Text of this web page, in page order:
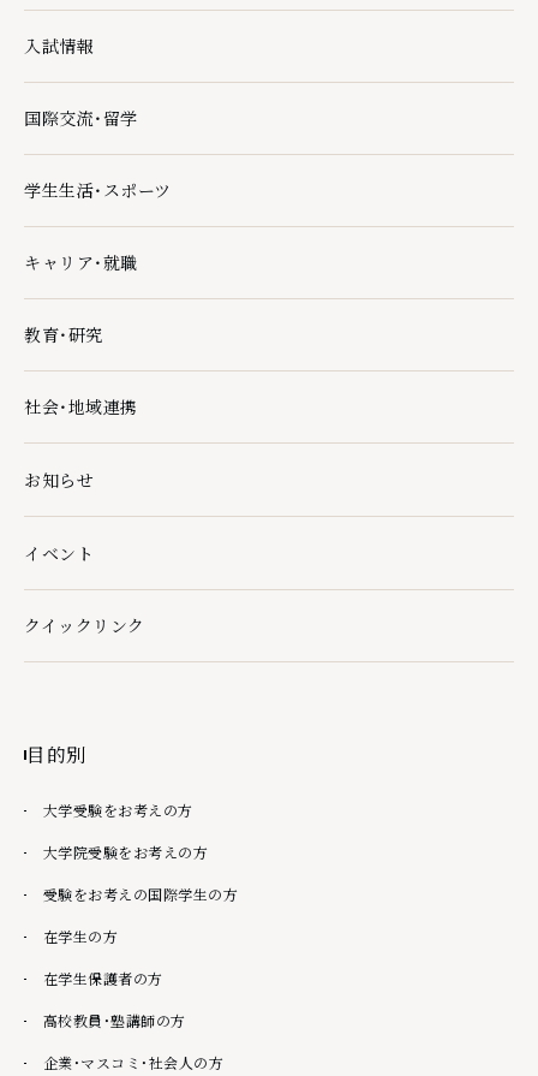
入試情報
入試情報の下層ページ一覧を開く
国際交流・留学
国際交流・留学の下層ページ一覧を開く
学生生活・スポーツ
学生生活・スポーツの下層ページ一覧を開く
キャリア・就職
キャリア・就職の下層ページ一覧を開く
教育・研究
教育・研究の下層ページ一覧を開く
社会・地域連携
社会・地域連携の下層ページ一覧を開く
お知らせ
イベント
クイックリンク
クイックリンクの下層ページ一覧を開く
目的別
大学受験をお考えの方
大学院受験をお考えの方
受験をお考えの国際学生の方
在学生の方
在学生保護者の方
高校教員・塾講師の方
企業・マスコミ・社会人の方